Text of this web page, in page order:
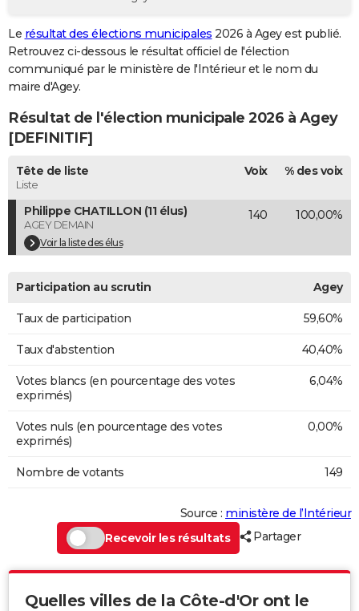
GUIDES D'ACHAT
BONS PLANS
CARTE DE VOEUX
Carte de Noël
Carte Bonne année
Carte Saint-Valentin
Carte Pâques
Carte d'anniversaire
DICTIONNAIRE
Dictionnaire
Biographies
Citations
Expressions
Proverbes
PROGRAMME TV
COPAINS D'AVANT
S'inscrire
Se connecter
Lycées
Collèges
Primaires
Universités
Entreprises
Service militaire
Avis de recherche
AVIS DE DÉCÈS
FORUM
Le résultat des élections municipales 2026 à Agey est publié.
Retrouvez ci-dessous le résultat officiel de l'élection
communiqué par le ministère de l'Intérieur et le nom du
maire d'Agey.
Résultat de l'élection municipale 2026 à Agey
[DEFINITIF]
Tête de liste
Liste
Voix % des voix
Philippe CHATILLON (11 élus)
AGEY DEMAIN
Voir la liste des élus
140 100,00%
Participation au scrutin Agey
Taux de participation 59,60%
Taux d'abstention 40,40%
Votes blancs (en pourcentage des votes
exprimés)
6,04%
Votes nuls (en pourcentage des votes
exprimés)
0,00%
Nombre de votants 149
Source : ministère de l’Intérieur
Recevoir les résultats
Partager
Quelles villes de la Côte-d'Or ont le